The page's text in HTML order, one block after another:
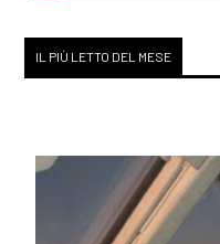
IL PIÙ LETTO DEL MESE